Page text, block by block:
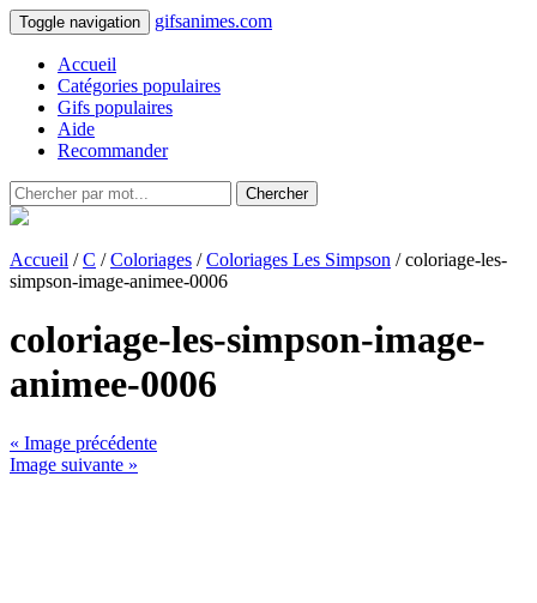
Toggle navigation gifsanimes.com
Accueil
Catégories populaires
Gifs populaires
Aide
Recommander
Chercher
Accueil /C /Coloriages /Coloriages Les Simpson / coloriage-les-
simpson-image-animee-0006
coloriage-les-simpson-image-
animee-0006
« Image précédente
Image suivante »